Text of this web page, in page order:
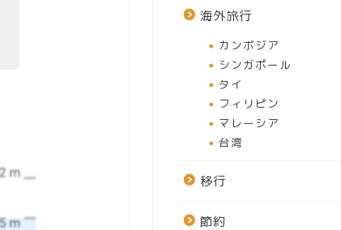
海外旅行
カンボジア
シンガポール
タイ
フィリピン
マレーシア
台湾
移行
節約